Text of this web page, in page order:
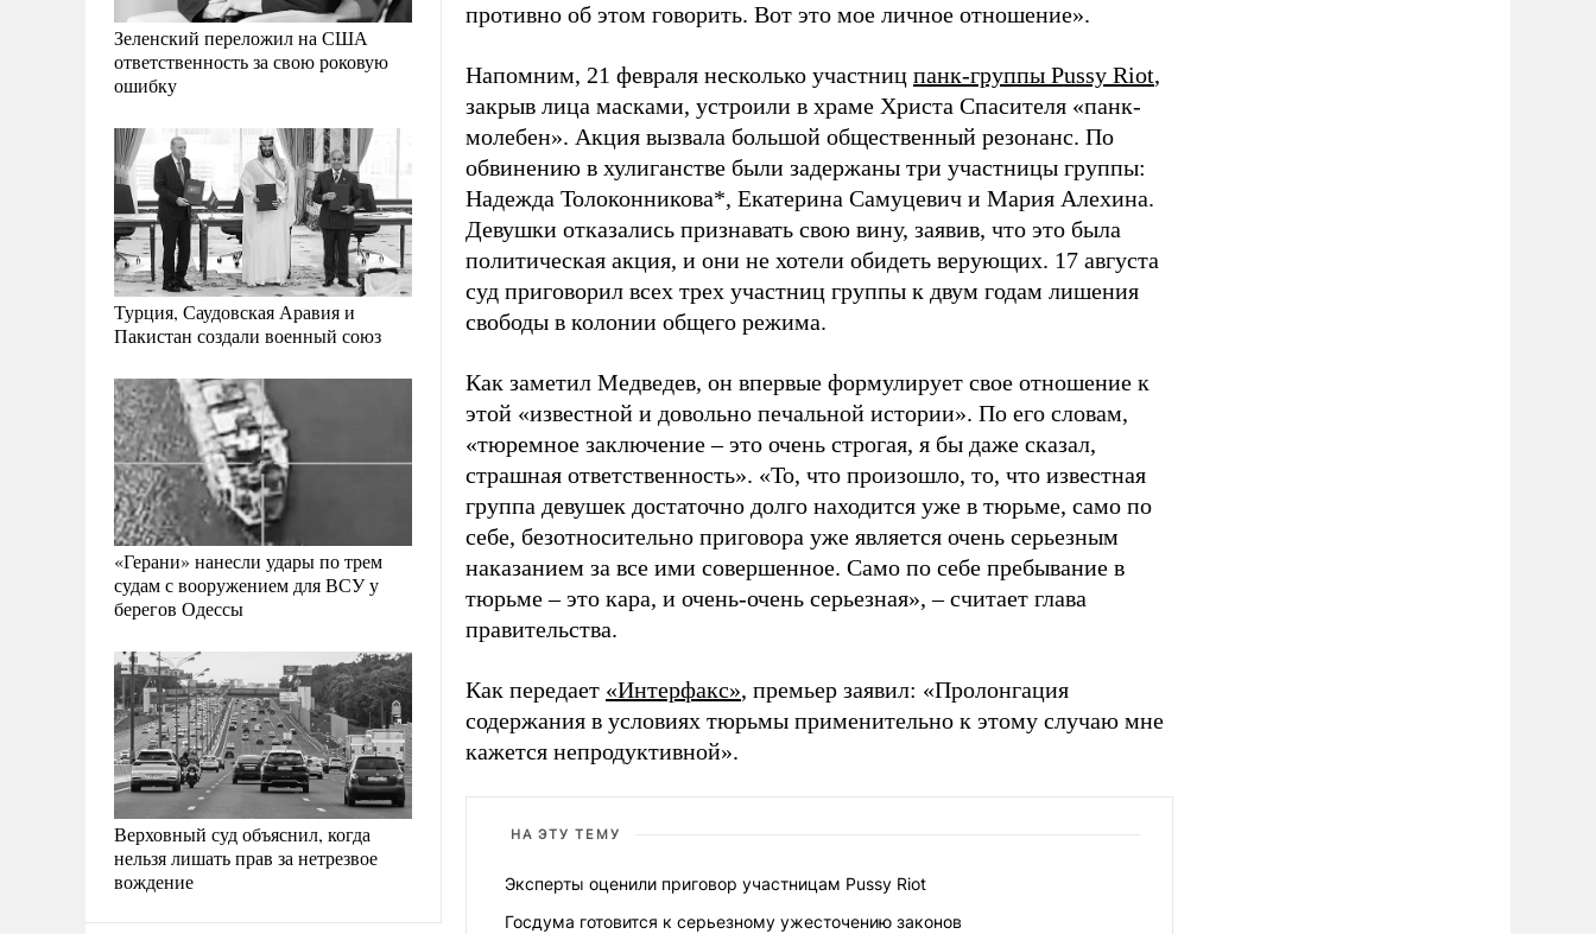
Зеленский переложил на США
ответственность за свою роковую
ошибку
Турция, Саудовская Аравия и
Пакистан создали военный союз
«Герани» нанесли удары по трем
судам с вооружением для ВСУ у
берегов Одессы
Верховный суд объяснил, когда
нельзя лишать прав за нетрезвое
вождение
противно об этом говорить. Вот это мое личное отношение».
Напомним, 21 февраля несколько участниц панк-группы Pussy Riot,
закрыв лица масками, устроили в храме Христа Спасителя «панк-
молебен». Акция вызвала большой общественный резонанс. По
обвинению в хулиганстве были задержаны три участницы группы:
Надежда Толоконникова*, Екатерина Самуцевич и Мария Алехина.
Девушки отказались признавать свою вину, заявив, что это была
политическая акция, и они не хотели обидеть верующих. 17 августа
суд приговорил всех трех участниц группы к двум годам лишения
свободы в колонии общего режима.
Как заметил Медведев, он впервые формулирует свое отношение к
этой «известной и довольно печальной истории». По его словам,
«тюремное заключение – это очень строгая, я бы даже сказал,
страшная ответственность». «То, что произошло, то, что известная
группа девушек достаточно долго находится уже в тюрьме, само по
себе, безотносительно приговора уже является очень серьезным
наказанием за все ими совершенное. Само по себе пребывание в
тюрьме – это кара, и очень-очень серьезная»,–считает глава
правительства.
Как передает «Интерфакс», премьер заявил: «Пролонгация
содержания в условиях тюрьмы применительно к этому случаю мне
кажется непродуктивной».
НА ЭТУ ТЕМУ
Эксперты оценили приговор участницам Pussy Riot
Госдума готовится к серьезному ужесточению законов